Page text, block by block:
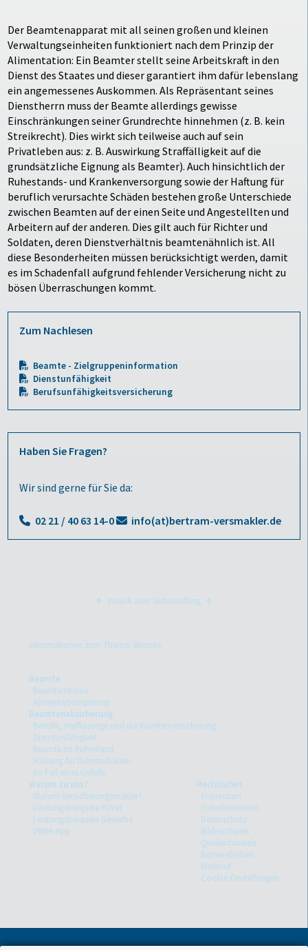
Der Beamtenapparat mit all seinen großen und kleinen
Verwaltungseinheiten funktioniert nach dem Prinzip der
Alimentation: Ein Beamter stellt seine Arbeitskraft in den
Dienst des Staates und dieser garantiert ihm dafür lebenslang
ein angemessenes Auskommen. Als Repräsentant seines
Dienstherrn muss der Beamte allerdings gewisse
Einschränkungen seiner Grundrechte hinnehmen (z. B. kein
Streikrecht). Dies wirkt sich teilweise auch auf sein
Privatleben aus: z. B. Auswirkung Straffälligkeit auf die
grundsätzliche Eignung als Beamter). Auch hinsichtlich der
Ruhestands- und Krankenversorgung sowie der Haftung für
beruflich verursachte Schäden bestehen große Unterschiede
zwischen Beamten auf der einen Seite und Angestellten und
Arbeitern auf der anderen. Dies gilt auch für Richter und
Soldaten, deren Dienstverhältnis beamtenähnlich ist. All
diese Besonderheiten müssen berücksichtigt werden, damit
es im Schadenfall aufgrund fehlender Versicherung nicht zu
bösen Überraschungen kommt.
Zum Nachlesen
Beamte - Zielgruppen­information
Dienstunfähigkeit
Berufsunfähigkeits­versicherung
Haben Sie Fragen?
Wir sind gerne für Sie da:
02 21 / 40 63 14-0 info(at)bertram-versmakler.de
zurück zum Seitenanfang
Informationen zum Thema: Beamte
Beamte
Beamtenstatus
Alimentationsprinzip
Beamtenabsicherung
Beihilfe, Heilfürsorge und die Krankenversicherung
Dienstunfähigkeit
Beamte im Ruhestand
Haftung für Dienstschäden
Im Fall eines Unfalls
Warum zu uns?
Warum Versicherungsmakler?
Leistungsbeispiele Privat
Leistungsbeispiele Gewerbe
VEMA-App
Rechtliches
Impressum
Erstinformation
Datenschutz
Bildnachweis
Quellenhinweis
Barrierefreiheit
Widerruf
Cookie-Einstellungen